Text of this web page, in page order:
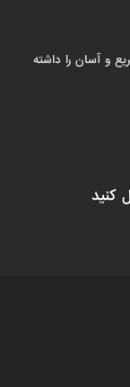
و آسان را داشته
کنید